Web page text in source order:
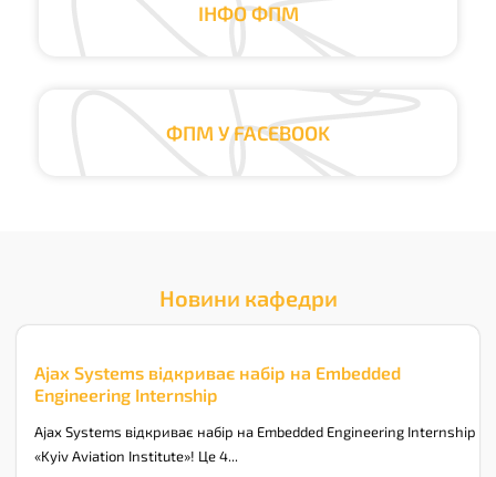
ІНФО ФПМ
ФПМ У FACEBOOK
Новини кафедри
Ajax Systems відкриває набір на Embedded
Engineering Internship
Ajax Systems відкриває набір на Embedded Engineering Internship
«Kyiv Aviation Institute»! Це 4...